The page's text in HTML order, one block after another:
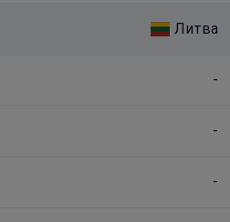
Литва
-
-
-